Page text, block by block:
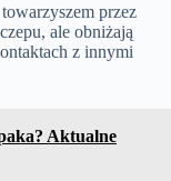
przez
ale obniżają
z innymi
Aktualne